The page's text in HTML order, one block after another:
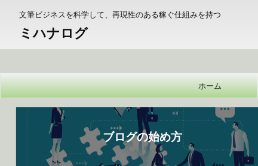
文筆ビジネスを科学して、再現性のある稼ぐ仕組みを持つ
ミハナログ
ホーム
ブログの始め方